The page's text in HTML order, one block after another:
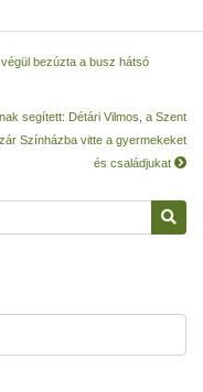
bezúzta a busz hátsó
segített: Détári Vilmos, a Szent
Színházba vitte a gyermekeket
és családjukat